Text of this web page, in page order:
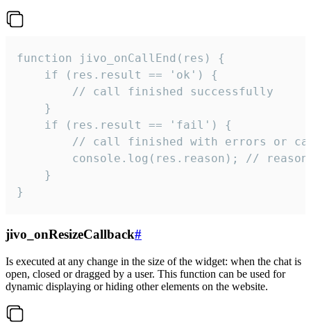
function jivo_onCallEnd(res) {
    if (res.result == 'ok') {
        // call finished successfully
    }
    if (res.result == 'fail') {
// call finished with errors or
console.log(res.reason); //
    }
}
jivo_onResizeCallback#
Is executed at any change in the size of the widget: when the chat is
open, closed or dragged by a user. This function can be used for
dynamic displaying or hiding other elements on the website.